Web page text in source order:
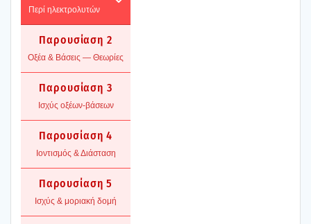
Περί ηλε­κτρο­λυ­τών
Παρου­σί­α­ση 2
Οξέα & Βάσεις — Θεω­ρί­ες
Παρου­σί­α­ση 3
Ισχύς οξέ­ων-βάσε­ων
Παρου­σί­α­ση 4
Ιοντι­σμός & Διά­στα­ση
Παρου­σί­α­ση 5
Ισχύς & μορια­κή δομή